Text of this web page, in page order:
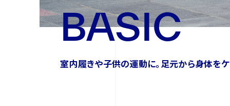
BASIC
室内履きや子供の運動に。 足元から身体を